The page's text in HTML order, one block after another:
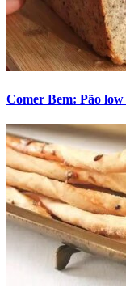
Comer Bem: Pão